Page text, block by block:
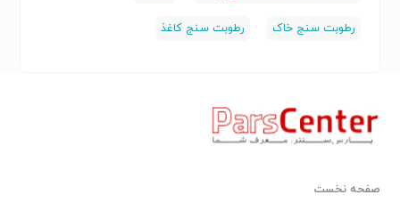
رطوبت سنج خاک رطوبت سنج کاغذ
صفحه نخست